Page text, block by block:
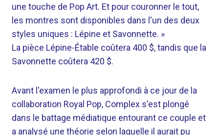
une touche de Pop Art. Et pour couronner le tout,
les montres sont disponibles dans l'un des deux
styles uniques : Lépine et Savonnette. »
La pièce Lépine-Étable coûtera 400 $, tandis que la
Savonnette coûtera 420 $.
Avant l'examen le plus approfondi à ce jour de la
collaboration Royal Pop, Complex s'est plongé
dans le battage médiatique entourant ce couple et
a analysé une théorie selon laquelle il aurait pu